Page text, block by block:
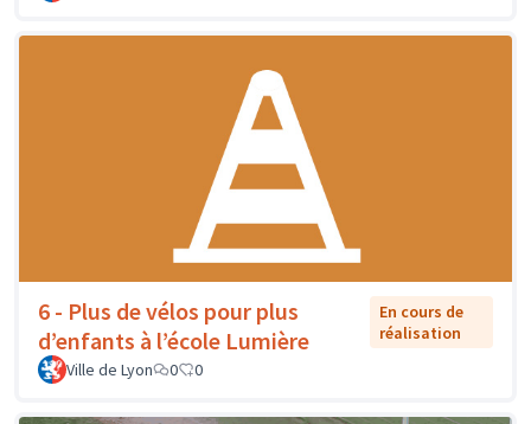
6 - Plus de vélos pour plus
d’enfants à l’école Lumière
En cours de
réalisation
Ville de Lyon
0 0